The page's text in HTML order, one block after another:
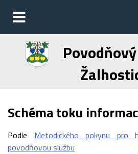
Schéma toku
Podle Metodického pokynu pro
povodňovou službu